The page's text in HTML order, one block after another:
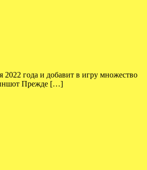
года и добавит в игру множество
Прежде […]